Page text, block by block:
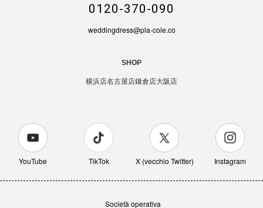
0120-370-090
weddingdress@pla-cole.co
SHOP
横浜店名古屋店鎌倉店大阪店
YouTube TikTok X (vecchio Twitter) Instagram
Società operativa